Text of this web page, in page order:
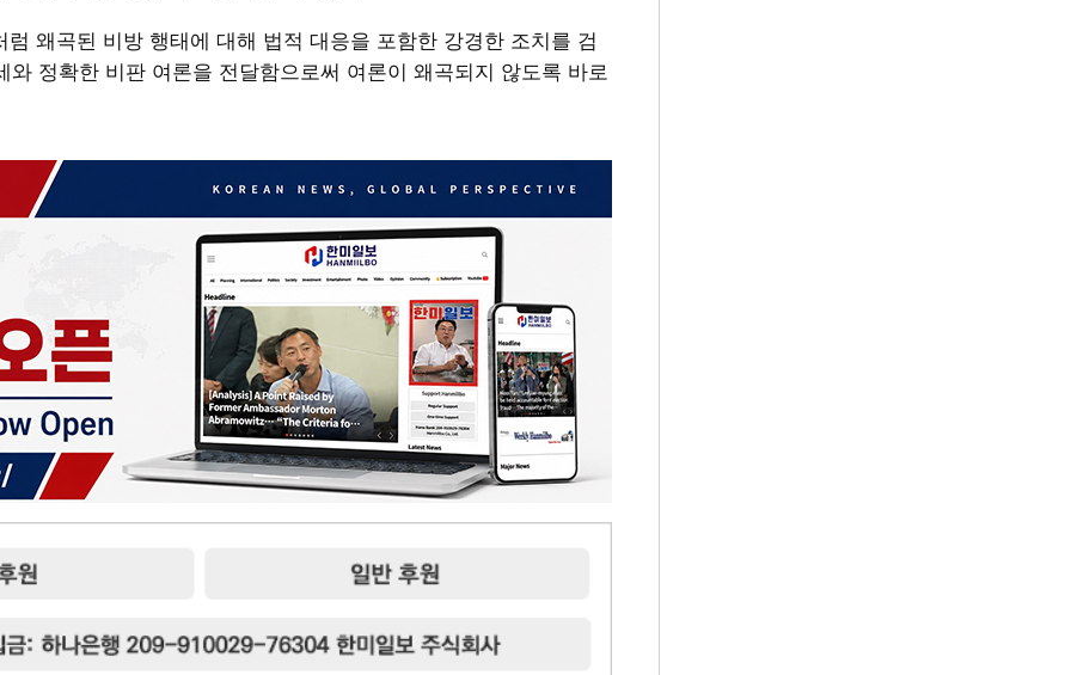
럼 왜곡된 비방 행태에 대해 법적 대응을 포함한 강경한 조치를 검
정확한 비판 여론을 전달함으로써 여론이 왜곡되지 않도록 바로